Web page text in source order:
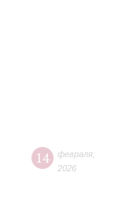
14 февраля
2026